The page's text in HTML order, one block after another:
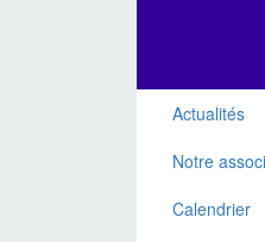
Actualités
Notre
Calendrier